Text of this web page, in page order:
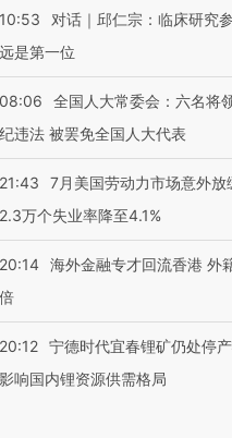
员跨国走私7万
尿检体内含3种
育部长拱下台
走进第四届链博
智科技“链”接产
10:53
对话｜邱仁宗：临床研究
远是第一位
08:06
全国人大常委会：六名将
纪违法 被罢免全国人大代表
21:43
7月美国劳动力市场意外放
2.3万个失业率降至4.1%
20:14 海外金融专才回流香港 外
倍
20:12 宁德时代宜春锂矿仍处停
影响国内锂资源供需格局